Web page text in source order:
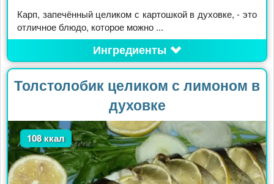
Карп, запечённый целиком с картошкой в духовке, - это
отличное блюдо, которое можно ...
Ингредиенты
Толстолобик целиком с лимоном в
духовке
108 ккал